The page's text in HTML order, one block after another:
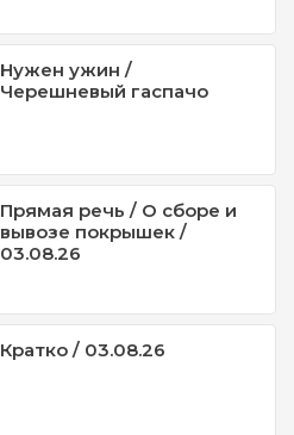
Нужен ужин /
Черешневый гаспачо
Прямая речь / О сборе и
вывозе покрышек /
03.08.26
Кратко / 03.08.26